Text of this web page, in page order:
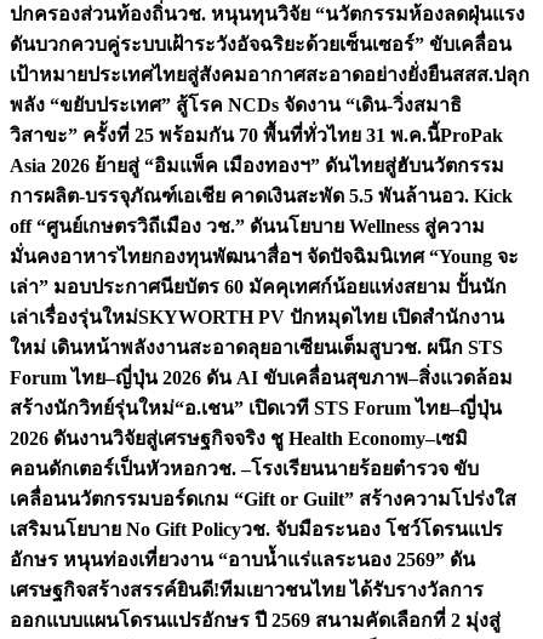
ปกครองส่วนท้องถิ่นวช. หนุนทุนวิจัย “นวัตกรรมห้องลดฝุ่นแรง
ดันบวกควบคู่ระบบเฝ้าระวังอัจฉริยะด้วยเซ็นเซอร์” ขับเคลื่อน
เป้าหมายประเทศไทยสู่สังคมอากาศสะอาดอย่างยั่งยืนสสส.ปลุก
พลัง “ขยับประเทศ” สู้โรค NCDs จัดงาน “เดิน-วิ่งสมาธิ
วิสาขะ” ครั้งที่ 25 พร้อมกัน 70 พื้นที่ทั่วไทย 31 พ.ค.นี้ProPak
Asia 2026 ย้ายสู่ “อิมแพ็ค เมืองทองฯ” ดันไทยสู่ฮับนวัตกรรม
การผลิต-บรรจุภัณฑ์เอเชีย คาดเงินสะพัด 5.5 พันล้านอว. Kick
off “ศูนย์เกษตรวิถีเมือง วช.” ดันนโยบาย Wellness สู่ความ
มั่นคงอาหารไทยกองทุนพัฒนาสื่อฯ จัดปัจฉิมนิเทศ “Young จะ
เล่า” มอบประกาศนียบัตร 60 มัคคุเทศก์น้อยแห่งสยาม ปั้นนัก
เล่าเรื่องรุ่นใหม่SKYWORTH PV ปักหมุดไทย เปิดสำนักงาน
ใหม่ เดินหน้าพลังงานสะอาดลุยอาเซียนเต็มสูบวช. ผนึก STS
Forum ไทย–ญี่ปุ่น 2026 ดัน AI ขับเคลื่อนสุขภาพ–สิ่งแวดล้อม
สร้างนักวิทย์รุ่นใหม่“อ.เชน” เปิดเวที STS Forum ไทย–ญี่ปุ่น
2026 ดันงานวิจัยสู่เศรษฐกิจจริง ชู Health Economy–เซมิ
คอนดักเตอร์เป็นหัวหอกวช. –โรงเรียนนายร้อยตำรวจ ขับ
เคลื่อนนวัตกรรมบอร์ดเกม “Gift or Guilt” สร้างความโปร่งใส
เสริมนโยบาย No Gift Policyวช. จับมือระนอง โชว์โดรนแปร
อักษร หนุนท่องเที่ยวงาน “อาบน้ำแร่แลระนอง 2569” ดัน
เศรษฐกิจสร้างสรรค์ยินดี!ทีมเยาวชนไทย ได้รับรางวัลการ
ออกแบบแผนโดรนแปรอักษร ปี 2569 สนามคัดเลือกที่ 2 มุ่งสู่